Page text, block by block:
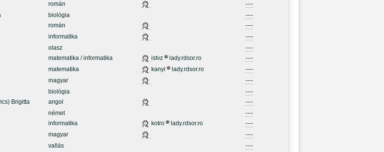
román ----
biológia ----
román ----
informatika ----
olasz ----
matematika / informatika istvz lady.rdsor.ro ----
matematika kanyi lady.rdsor.ro ----
magyar ----
biológia ----
Brigitta angol ----
német ----
informatika kotro lady.rdsor.ro ----
magyar ----
vallás ----